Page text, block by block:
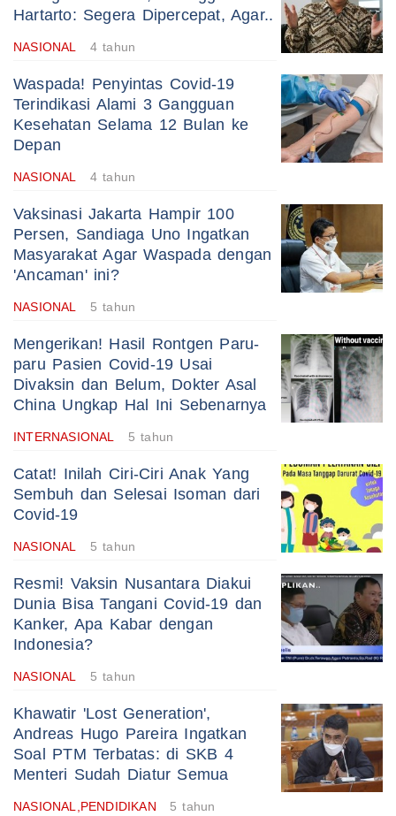
Hartarto: Segera Dipercepat, Agar..
NASIONAL 4 tahun
Waspada! Penyintas Covid-19
Terindikasi Alami 3 Gangguan
Kesehatan Selama 12 Bulan ke
Depan
NASIONAL 4 tahun
Vaksinasi Jakarta Hampir 100
Persen, Sandiaga Uno Ingatkan
Masyarakat Agar Waspada dengan
'Ancaman' ini?
NASIONAL 5 tahun
Mengerikan! Hasil Rontgen Paru-
paru Pasien Covid-19 Usai
Divaksin dan Belum, Dokter Asal
China Ungkap Hal Ini Sebenarnya
INTERNASIONAL 5 tahun
Catat! Inilah Ciri-Ciri Anak Yang
Sembuh dan Selesai Isoman dari
Covid-19
NASIONAL 5 tahun
Resmi! Vaksin Nusantara Diakui
Dunia Bisa Tangani Covid-19 dan
Kanker, Apa Kabar dengan
Indonesia?
NASIONAL 5 tahun
Khawatir 'Lost Generation',
Andreas Hugo Pareira Ingatkan
Soal PTM Terbatas: di SKB 4
Menteri Sudah Diatur Semua
NASIONAL,PENDIDIKAN 5 tahun